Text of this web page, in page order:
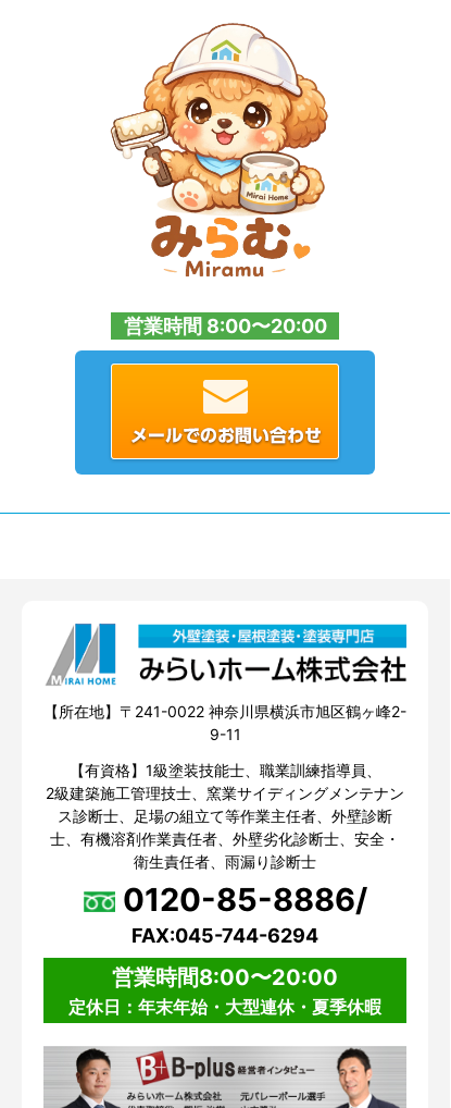
営業時間 8:00〜20:00
【所在地】〒241-0022 神奈川県横浜市旭区鶴ヶ峰2-
9-11
【有資格】1級塗装技能士、職業訓練指導員、
2級建築施工管理技士、窯業サイディングメンテナン
ス診断士、足場の組立て等作業主任者、外壁診断
士、有機溶剤作業責任者、外壁劣化診断士、安全・
衛生責任者、雨漏り診断士
0120-85-8886/
FAX:045-744-6294
営業時間8:00〜20:00
定休日：年末年始・大型連休・夏季休暇